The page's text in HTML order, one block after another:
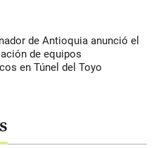
de Antioquia anunció el
de equipos
en Túnel del Toyo